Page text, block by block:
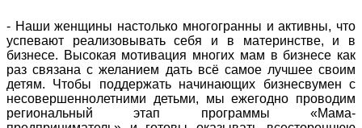
- Наши женщины настолько многогранны и активны, что
успевают реализовывать себя и в материнстве, и в
бизнесе. Высокая мотивация многих мам в бизнесе как
раз связана с желанием дать всё самое лучшее своим
детям. Чтобы поддержать начинающих бизнесвумен с
несовершеннолетними детьми, мы ежегодно проводим
региональный этап программы «Мама-